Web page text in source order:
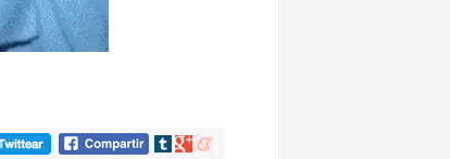
Compartir
Compartir
Compartir